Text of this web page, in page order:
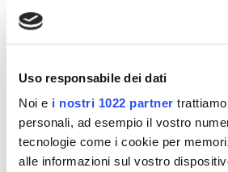
Uso responsabile dei dati
Noi e i nostri 1022 partner
personali, ad esempio il vostro
tecnologie come i cookie per
alle informazioni sul vostro
Recensioni